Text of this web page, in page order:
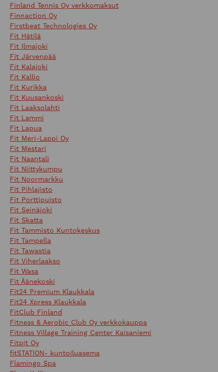
Finland Tennis Oy verkkomaksut
Finnaction Oy
Firstbeat Technologies Oy
Fit Hätilä
Fit Ilmajoki
Fit Järvenpää
Fit Kalajoki
Fit Kallio
Fit Kurikka
Fit Kuusankoski
Fit Laaksolahti
Fit Lammi
Fit Lapua
Fit Meri-Lappi Oy
Fit Mestari
Fit Naantali
Fit Niittykumpu
Fit Noormarkku
Fit Pihlajisto
Fit Porttipuisto
Fit Seinäjoki
Fit Skatta
Fit Tammisto Kuntokeskus
Fit Tampella
Fit Tawastia
Fit Viherlaakso
Fit Wasa
Fit Äänekoski
Fit24 Premium Klaukkala
Fit24 Xpress Klaukkala
FitClub Finland
Fitness & Aerobic Club Oy verkkokauppa
Fitness Village Training Center Kaisaniemi
Fitpit Oy
fitSTATION- kuntoiluasema
Flamingo Spa